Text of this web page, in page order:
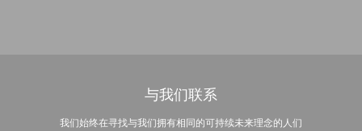
与我们联系
我们始终在寻找与我们拥有相同的可持续未来理念的人们